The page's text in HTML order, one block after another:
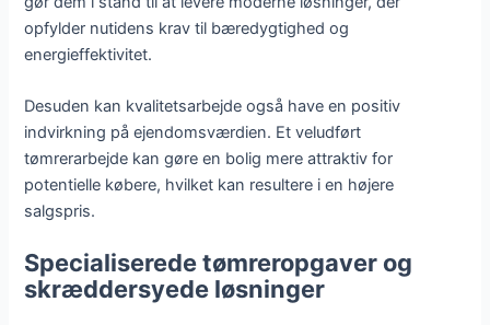
opfylder nutidens krav til bæredygtighed og
energieffektivitet.
Desuden kan kvalitetsarbejde også have en positiv
indvirkning på ejendomsværdien. Et veludført
tømrerarbejde kan gøre en bolig mere attraktiv for
potentielle købere, hvilket kan resultere i en højere
salgspris.
Specialiserede tømreropgaver og
skræddersyede løsninger